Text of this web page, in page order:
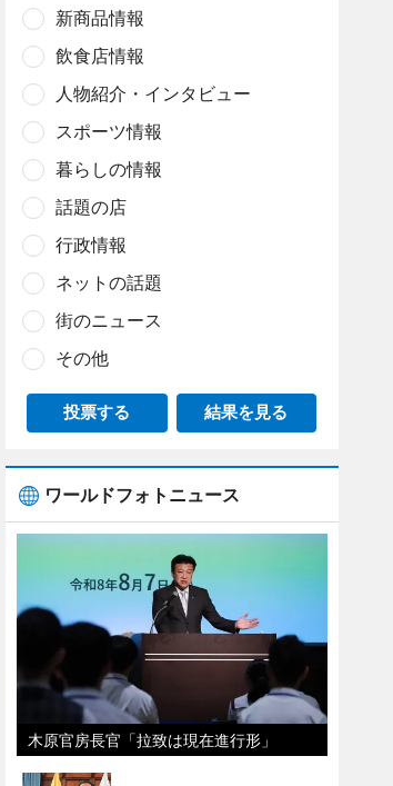
新商品情報
飲食店情報
人物紹介・インタビュー
スポーツ情報
暮らしの情報
話題の店
行政情報
ネットの話題
街のニュース
その他
投票する 結果を見る
ワールドフォトニュース
木原官房長官「拉致は現在進行形」